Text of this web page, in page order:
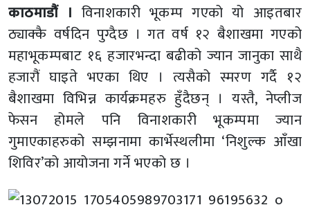
काठमाडौं । विनाशकारी भूकम्प गएको यो आइतबार
ठ्याक्कै वर्षदिन पुग्दैछ । गत वर्ष १२ बैशाखमा गएको
महाभूकम्पबाट १६ हजारभन्दा बढीको ज्यान जानुका साथै
हजारौं घाइते भएका थिए । त्यसैको स्मरण गर्दै १२
बैशाखमा विभिन्न कार्यक्रमहरु हुँदैछन् । यस्तै, नेप्लीज
फेसन होमले पनि विनाशकारी भूकम्पमा ज्यान
गुमाएकाहरुको सम्झनामा कार्भेस्थलीमा ‘निशुल्क आँखा
शिविर’को आयोजना गर्ने भएको छ ।